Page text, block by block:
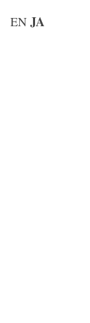
EN JA